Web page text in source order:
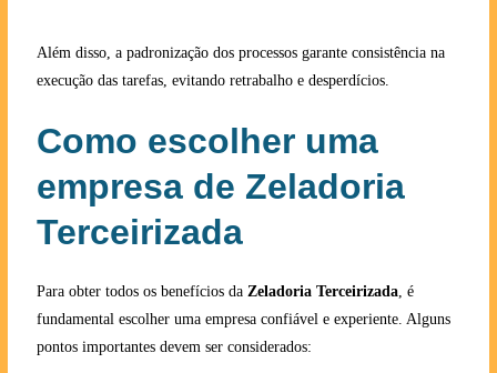
Além disso, a padronização dos processos garante consistência na
execução das tarefas, evitando retrabalho e desperdícios.
Como escolher uma
empresa de Zeladoria
Terceirizada
Para obter todos os benefícios da Zeladoria Terceirizada, é
fundamental escolher uma empresa confiável e experiente. Alguns
pontos importantes devem ser considerados: